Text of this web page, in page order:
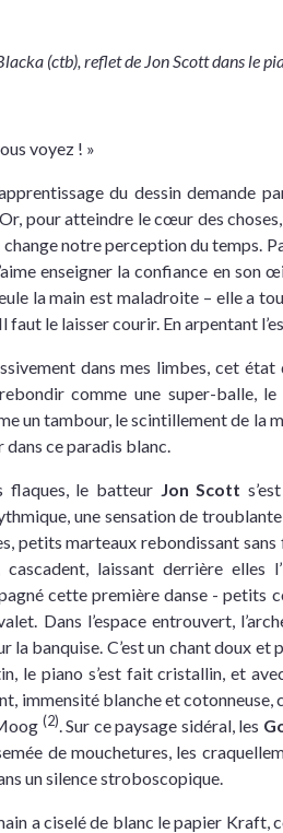
(ctb), reflet de Jon Scott dans le
voyez ! »
du dessin demande
pour atteindre le cœur des
notre perception du temps.
enseigner la confiance en
la main est maladroite – elle a
faut le laisser courir. En arpentant
dans mes limbes, cet
comme une super-balle,
un tambour, le scintillement de la
dans ce paradis blanc.
flaques, le batteur Jon Scott
une sensation de
petits marteaux rebondissant
laissant derrière elles
cette première danse - petits
Dans l’espace entrouvert,
la banquise. C’est un chant doux
le piano s’est fait cristallin, et
immensité blanche et
(2) . Sur ce paysage sidéral, les
de mouchetures, les
un silence stroboscopique.
a ciselé de blanc le papier